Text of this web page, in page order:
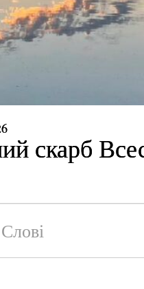
правду